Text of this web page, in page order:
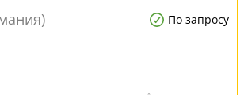
По запросу